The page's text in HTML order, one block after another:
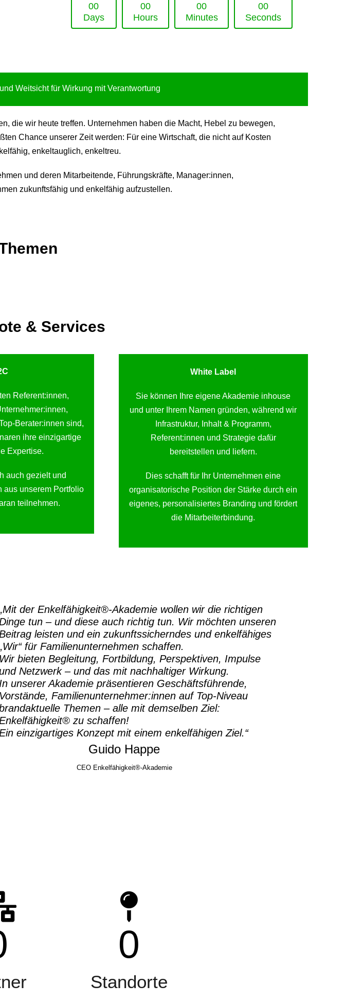
00
Days
00
Hours
00
Minutes
00
Seconds
Weitsicht für Wirkung mit Verantwortung
die wir heute treffen. Unternehmen haben die Macht, Hebel zu bewegen,
Chance unserer Zeit werden: Für eine Wirtschaft, die nicht auf Kosten
enkeltauglich, enkeltreu.
und deren Mitarbeitende, Führungskräfte, Manager:innen,
zukunftsfähig und enkelfähig aufzustellen.
& Services
Referent:innen,
Berater:innen sind,
ihre einzigartige
Expertise.
auch gezielt und
aus unserem Portfolio
teilnehmen.
White Label
Sie können Ihre eigene Akademie inhouse
und unter Ihrem Namen gründen, während wir
Infrastruktur, Inhalt & Programm,
Referent:innen und Strategie dafür
bereitstellen und liefern.
Dies schafft für Ihr Unternehmen eine
organisatorische Position der Stärke durch ein
eigenes, personalisiertes Branding und fördert
die Mitarbeiterbindung.
der Enkelfähigkeit®-Akademie wollen wir die richtigen
tun – und diese auch richtig tun. Wir möchten unseren
leisten und ein zukunftssicherndes und enkelfähiges
für Familienunternehmen schaffen.
Wir bieten Begleitung, Fortbildung, Perspektiven, Impulse
Netzwerk – und das mit nachhaltiger Wirkung.
In unserer Akademie präsentieren Geschäftsführende,
Vorstände, Familienunternehmer:innen auf Top-Niveau
Themen – alle mit demselben Ziel:
zu schaffen!
einzigartiges Konzept mit einem enkelfähigen Ziel.“
Guido Happe
CEO Enkelfähigkeit®-Akademie
0
Standorte